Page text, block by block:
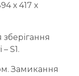
х 417 х
S1.
Замикання